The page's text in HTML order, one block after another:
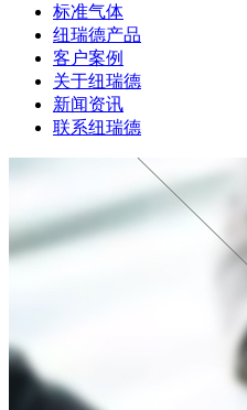
标准气体
纽瑞德产品
客户案例
关于纽瑞德
新闻资讯
联系纽瑞德